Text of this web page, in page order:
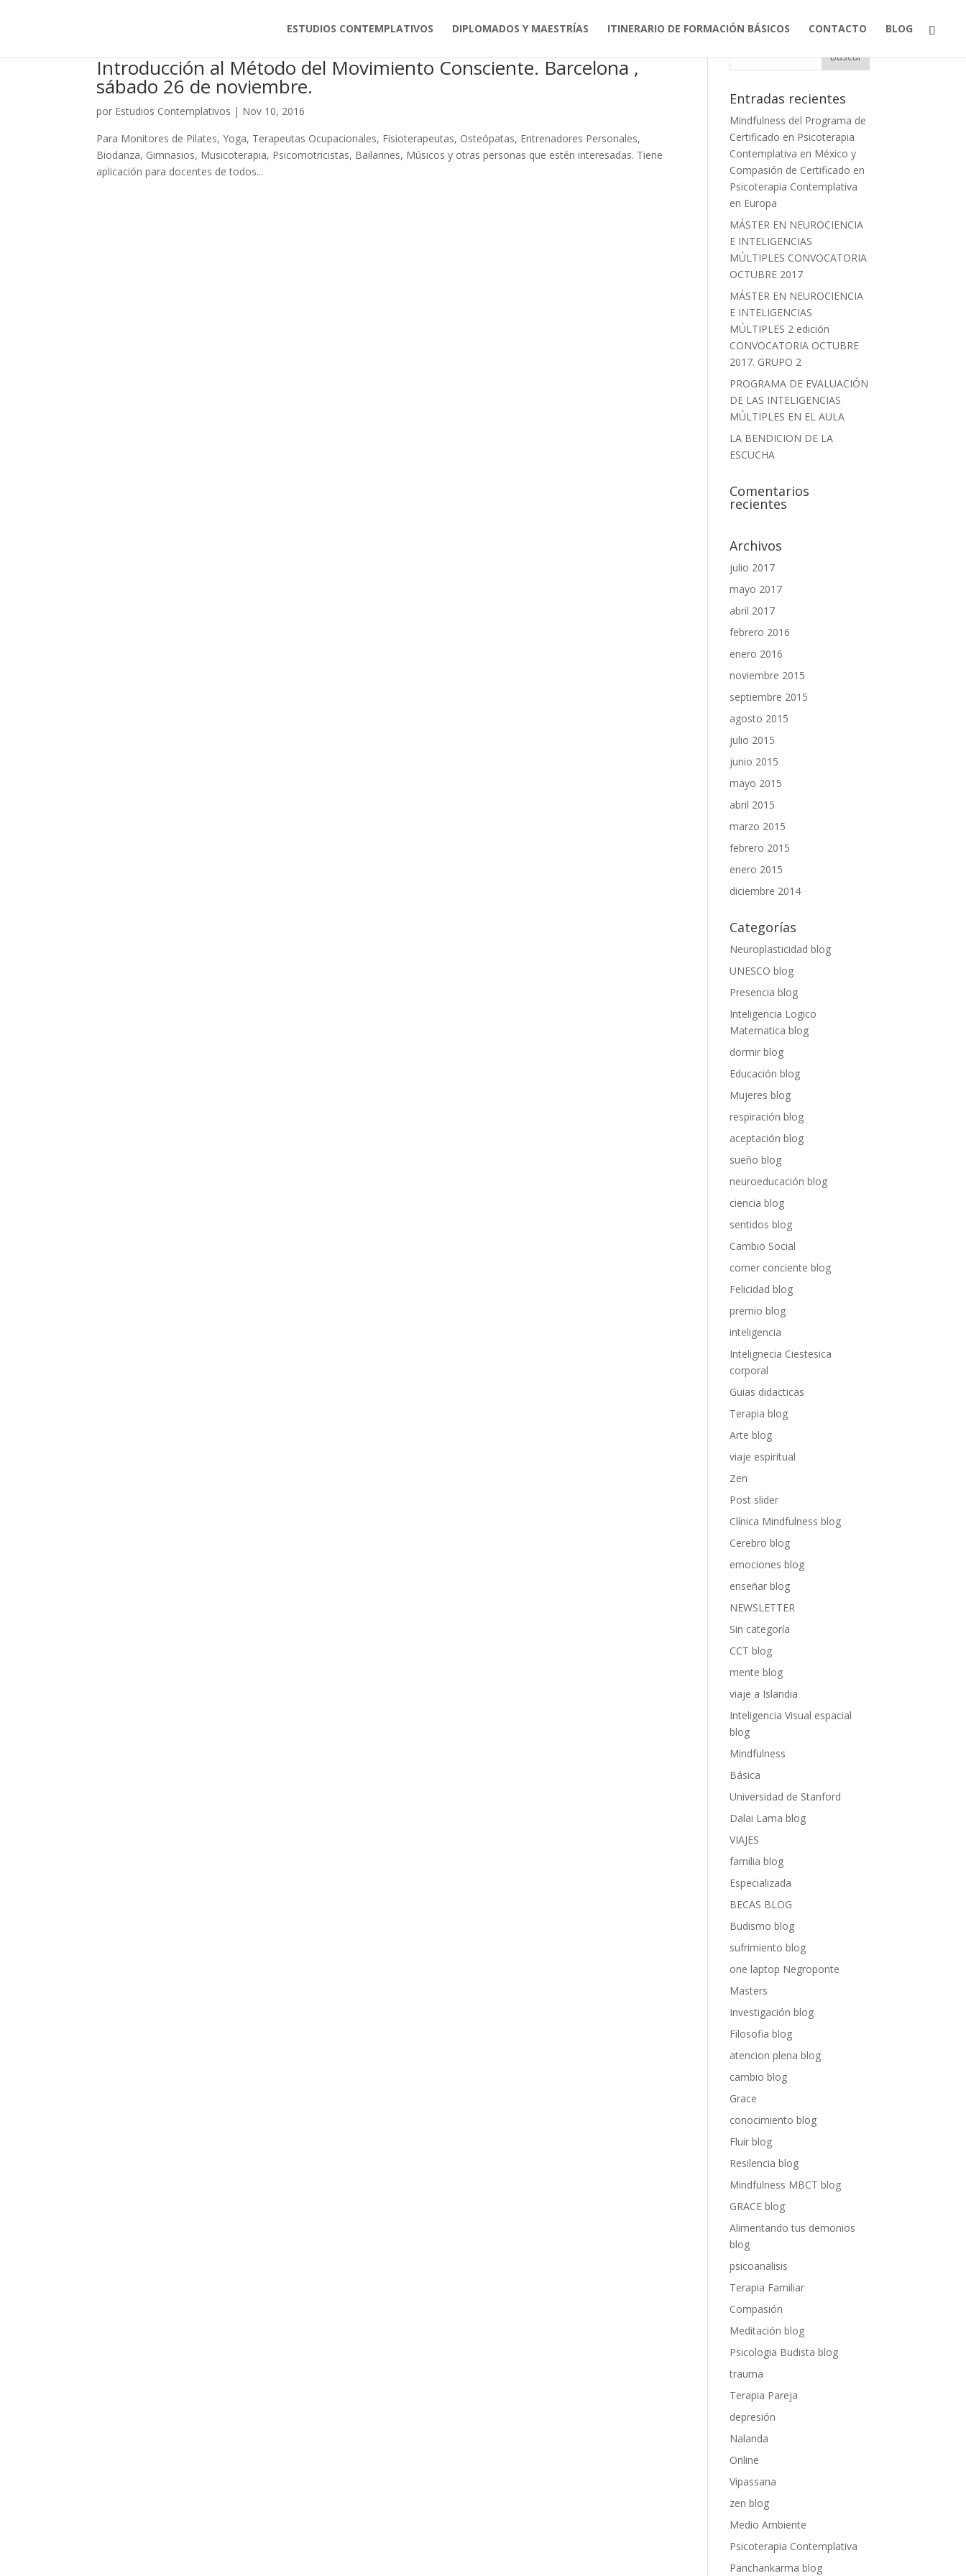
ESTUDIOS CONTEMPLATIVOS DIPLOMADOS Y MAESTRÍAS ITINERARIO DE FORMACIÓN BÁSICOS CONTACTO BLOG
Introducción al Método del Movimiento Consciente. Barcelona ,
sábado 26 de noviembre.
por Estudios Contemplativos | Nov 10, 2016
Para Monitores de Pilates, Yoga, Terapeutas Ocupacionales, Fisioterapeutas, Osteópatas, Entrenadores Personales,
Biodanza, Gimnasios, Musicoterapia, Psicomotricistas, Bailarines, Músicos y otras personas que estén interesadas. Tiene
aplicación para docentes de todos...
Entradas recientes
Mindfulness del Programa de
Certificado en Psicoterapia
Contemplativa en México y
Compasión de Certificado en
Psicoterapia Contemplativa
en Europa
MÁSTER EN NEUROCIENCIA
E INTELIGENCIAS
MÚLTIPLES CONVOCATORIA
OCTUBRE 2017
MÁSTER EN NEUROCIENCIA
E INTELIGENCIAS
MÚLTIPLES 2 edición
CONVOCATORIA OCTUBRE
2017. GRUPO 2
PROGRAMA DE EVALUACIÓN
DE LAS INTELIGENCIAS
MÚLTIPLES EN EL AULA
LA BENDICION DE LA
ESCUCHA
Comentarios
recientes
Archivos
julio 2017
mayo 2017
abril 2017
febrero 2016
enero 2016
noviembre 2015
septiembre 2015
agosto 2015
julio 2015
junio 2015
mayo 2015
abril 2015
marzo 2015
febrero 2015
enero 2015
diciembre 2014
Categorías
Neuroplasticidad blog
UNESCO blog
Presencia blog
Inteligencia Logico
Matematica blog
dormir blog
Educación blog
Mujeres blog
respiración blog
aceptación blog
sueño blog
neuroeducación blog
ciencia blog
sentidos blog
Cambio Social
comer conciente blog
Felicidad blog
premio blog
inteligencia
Intelignecia Ciestesica
corporal
Guias didacticas
Terapia blog
Arte blog
viaje espiritual
Zen
Post slider
Clínica Mindfulness blog
Cerebro blog
emociones blog
enseñar blog
NEWSLETTER
Sin categoría
CCT blog
mente blog
viaje a Islandia
Inteligencia Visual espacial
blog
Mindfulness
Básica
Universidad de Stanford
Dalai Lama blog
VIAJES
familia blog
Especializada
BECAS BLOG
Budismo blog
sufrimiento blog
one laptop Negroponte
Masters
Investigación blog
Filosofia blog
atencion plena blog
cambio blog
Grace
conocimiento blog
Fluir blog
Resilencia blog
Mindfulness MBCT blog
GRACE blog
Alimentando tus demonios
blog
psicoanalisis
Terapia Familiar
Compasión
Meditación blog
Psicologia Budista blog
trauma
Terapia Pareja
depresión
Nalanda
Online
Vipassana
zen blog
Medio Ambiente
Psicoterapia Contemplativa
Panchankarma blog